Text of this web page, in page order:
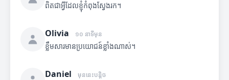
ពិតជាអ្វីដែលខ្ញុំកំពុងស្វែងរក។
Olivia ១០ នាទីមុន
ខ្លឹមសារមានប្រយោជន៍ខ្លាំងណាស់។
Daniel មុននេះបន្តិច